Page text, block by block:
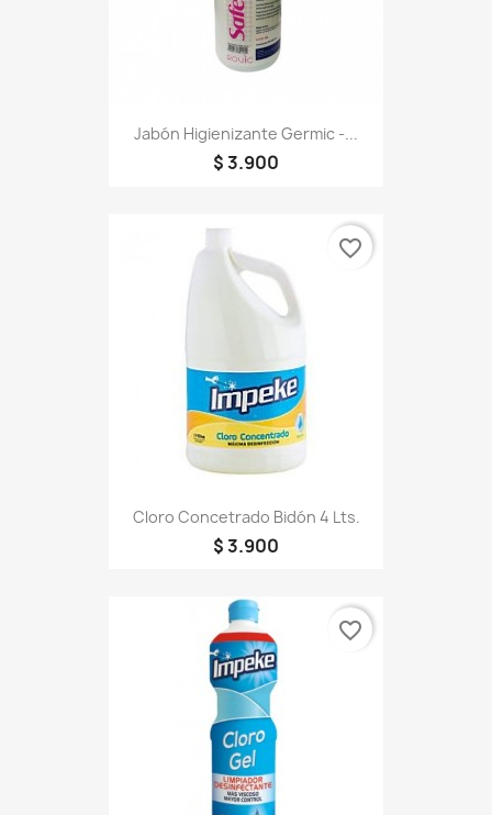
Jabón Higienizante Germic -...
$ 3.900
Cloro Concetrado Bidón 4 Lts.
$ 3.900
favorite_border
favorite_border